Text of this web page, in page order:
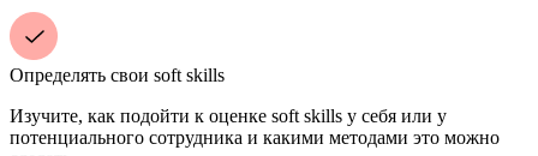
Определять свои soft skills
Изучите, как подойти к оценке soft skills у себя или у
потенциального сотрудника и какими методами это можно